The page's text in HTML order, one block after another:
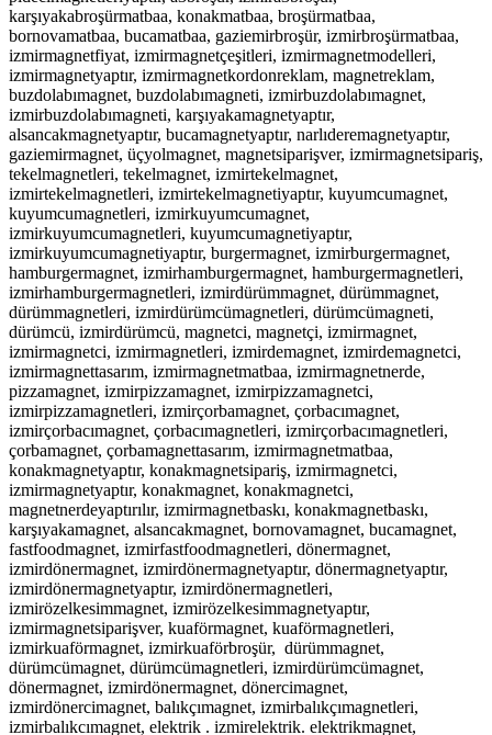
karşıyakabroşürmatbaa, konakmatbaa, broşürmatbaa,
bornovamatbaa, bucamatbaa, gaziemirbroşür, izmirbroşürmatbaa,
izmirmagnetfiyat, izmirmagnetçeşitleri, izmirmagnetmodelleri,
izmirmagnetyaptır, izmirmagnetkordonreklam, magnetreklam,
buzdolabımagnet, buzdolabımagneti, izmirbuzdolabımagnet,
izmirbuzdolabımagneti, karşıyakamagnetyaptır,
alsancakmagnetyaptır, bucamagnetyaptır, narlıderemagnetyaptır,
gaziemirmagnet, üçyolmagnet, magnetsiparişver, izmirmagnetsipariş,
tekelmagnetleri, tekelmagnet, izmirtekelmagnet,
izmirtekelmagnetleri, izmirtekelmagnetiyaptır, kuyumcumagnet,
kuyumcumagnetleri, izmirkuyumcumagnet,
izmirkuyumcumagnetleri, kuyumcumagnetiyaptır,
izmirkuyumcumagnetiyaptır, burgermagnet, izmirburgermagnet,
hamburgermagnet, izmirhamburgermagnet, hamburgermagnetleri,
izmirhamburgermagnetleri, izmirdürümmagnet, dürümmagnet,
dürümmagnetleri, izmirdürümcümagnetleri, dürümcümagneti,
dürümcü, izmirdürümcü, magnetci, magnetçi, izmirmagnet,
izmirmagnetci, izmirmagnetleri, izmirdemagnet, izmirdemagnetci,
izmirmagnettasarım, izmirmagnetmatbaa, izmirmagnetnerde,
pizzamagnet, izmirpizzamagnet, izmirpizzamagnetci,
izmirpizzamagnetleri, izmirçorbamagnet, çorbacımagnet,
izmirçorbacımagnet, çorbacımagnetleri, izmirçorbacımagnetleri,
çorbamagnet, çorbamagnettasarım, izmirmagnetmatbaa,
konakmagnetyaptır, konakmagnetsipariş, izmirmagnetci,
izmirmagnetyaptır, konakmagnet, konakmagnetci,
magnetnerdeyaptırılır, izmirmagnetbaskı, konakmagnetbaskı,
karşıyakamagnet, alsancakmagnet, bornovamagnet, bucamagnet,
fastfoodmagnet, izmirfastfoodmagnetleri, dönermagnet,
izmirdönermagnet, izmirdönermagnetyaptır, dönermagnetyaptır,
izmirdönermagnetyaptır, izmirdönermagnetleri,
izmirözelkesimmagnet, izmirözelkesimmagnetyaptır,
izmirmagnetsiparişver, kuaförmagnet, kuaförmagnetleri,
izmirkuaförmagnet, izmirkuaförbroşür, dürümmagnet,
dürümcümagnet, dürümcümagnetleri, izmirdürümcümagnet,
dönermagnet, izmirdönermagnet, dönercimagnet,
izmirdönercimagnet, balıkçımagnet, izmirbalıkçımagnetleri,
izmirbalıkcımagnet, elektrik . izmirelektrik. elektrikmagnet,